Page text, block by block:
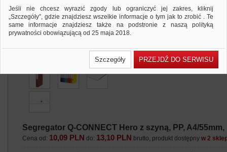
Segregator Q-CONNECT Hero z szyną, PP, A4/
Cena od: 10,09 PLN do: 13,10 PLN brutto, produkt dostępnyw 2
Jeśli nie chcesz wyrazić zgody lub ograniczyć jej zakres, kliknij
„Szczegóły”, gdzie znajdziesz wszelkie informacje o tym jak to zrobić . Te
same informacje znajdziesz także na podstronie z naszą polityką
prywatności obowiązującą od 25 maja 2018.
wcześniejsza zgoda której udzieliliście podczas zakładania konta. Każda
Państwa zgoda jest dobrowolna i można ją w dowolnym momencie
Polityka prywatności (rozwiń)
Szczegóły PRZEJDŹ DO SERWISU